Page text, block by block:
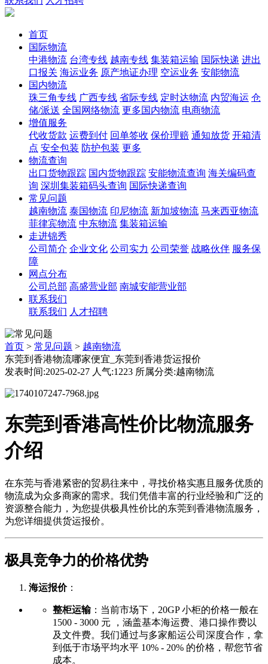
首页
国际物流
中港物流 台湾专线 越南专线 集装箱运输 国际快递 进出
口报关 海运业务 原产地证办理 空运业务 安能物流
国内物流
珠三角专线 广西专线 省际专线 定时达物流 内贸海运 仓
储/派送 全国网络物流 更多国内物流 电商物流
增值服务
代收货款 运费到付 回单签收 保价理赔 通知放货 开箱清
点 安全包装 防护包装 更多
物流查询
出口货物跟踪 国内货物跟踪 安能物流查询 海关编码查
询 深圳集装箱码头查询 国际快递查询
常见问题
越南物流 泰国物流 印尼物流 新加坡物流 马来西亚物流
菲律宾物流 中东物流 集装箱运输
走进锦秀
公司简介 企业文化 公司实力 公司荣誉 战略伙伴 服务保
障
网点分布
公司总部 高盛营业部 南城安能营业部
联系我们
联系我们 人才招聘
首页 > 常见问题 > 越南物流
东莞到香港物流哪家便宜_东莞到香港货运报价
发表时间:2025-02-27 人气:1223 所属分类:越南物流
东莞到香港高性价比物流服务
介绍
在东莞与香港紧密的贸易往来中，寻找价格实惠且服务优质的
物流成为众多商家的需求。我们凭借丰富的行业经验和广泛的
资源整合能力，为您提供极具性价比的东莞到香港物流服务，
为您详细提供货运报价。
极具竞争力的价格优势
海运报价：
整柜运输：当前市场下，20GP 小柜的价格一般在
1500 - 3000 元 ，涵盖基本海运费、港口操作费以
及文件费。我们通过与多家船运公司深度合作，拿
到低于市场平均水平 10% - 20% 的价格，帮您节省
成本。